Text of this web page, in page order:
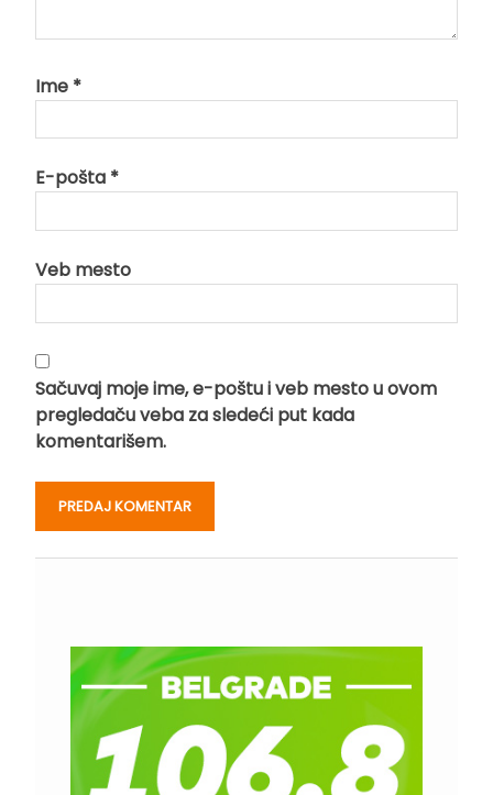
Ime *
E-pošta *
Veb mesto
Sačuvaj moje ime, e-poštu i veb mesto u ovom
pregledaču veba za sledeći put kada
komentarišem.